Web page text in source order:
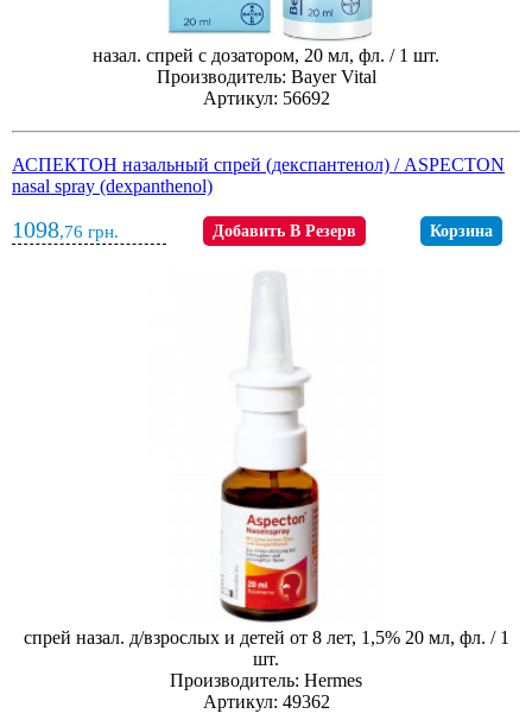
назал. спрей с дозатором, 20 мл, фл. / 1 шт.
Производитель: Bayer Vital
Артикул: 56692
АСПЕКТОН назальный спрей (декспантенол) / ASPECTON
nasal spray (dexpanthenol)
1098,76 грн. Добавить В Резерв Корзина
спрей назал. д/взрослых и детей от 8 лет, 1,5% 20 мл, фл. / 1
шт.
Производитель: Hermes
Артикул: 49362